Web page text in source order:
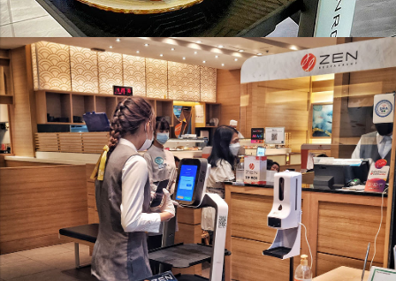
Orionstar Robot
สำหรับธุรกิจร้านอาหาร